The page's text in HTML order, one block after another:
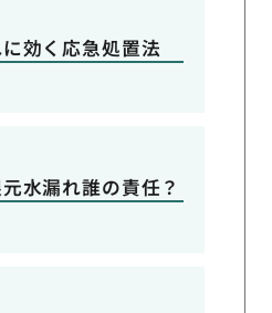
効く応急処置法
水漏れ誰の責任？